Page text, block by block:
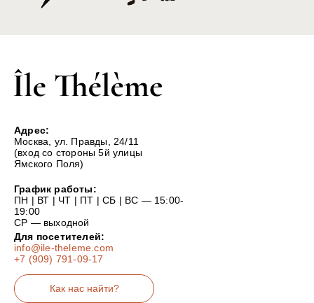
Адрес:
Москва, ул. Правды, 24/11
(вход со стороны 5й улицы
Ямского Поля)
График работы:
ПН | ВТ | ЧТ | ПТ | СБ | ВС — 15:00-
19:00
СР — выходной
Для посетителей:
info@ile-theleme.com
+7 (909) 791-09-17
Как нас найти?